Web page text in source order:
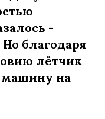
-
благодаря
лётчик
машину на